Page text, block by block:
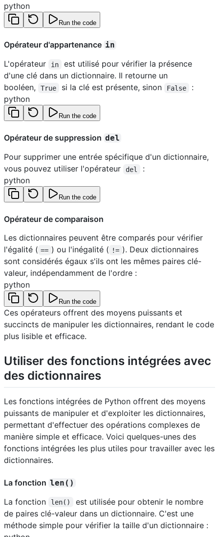
python
Run the code
Opérateur d'appartenance in
L'opérateur in
est utilisé pour vérifier la présence
d'une clé dans un dictionnaire. Il retourne un
booléen,
True si la clé est présente, sinon False
:
python
Run the code
Opérateur de suppression del
Pour supprimer une entrée spécifique d'un dictionnaire,
vous pouvez utiliser l'opérateur
del
:
python
Run the code
Opérateur de comparaison
Les dictionnaires peuvent être comparés pour vérifier
l'égalité ( == ) ou l'inégalité ( != ). Deux dictionnaires
sont considérés égaux s'ils ont les mêmes paires clé-
valeur, indépendamment de l'ordre :
python
Run the code
Ces opérateurs offrent des moyens puissants et
succincts de manipuler les dictionnaires, rendant le code
plus lisible et efficace.
Utiliser des fonctions intégrées avec
des dictionnaires
Les fonctions intégrées de Python offrent des moyens
puissants de manipuler et d'exploiter les dictionnaires,
permettant d'effectuer des opérations complexes de
manière simple et efficace. Voici quelques-unes des
fonctions intégrées les plus utiles pour travailler avec les
dictionnaires.
La fonction len()
La fonction len()
est utilisée pour obtenir le nombre
de paires clé-valeur dans un dictionnaire. C'est une
méthode simple pour vérifier la taille d'un dictionnaire :